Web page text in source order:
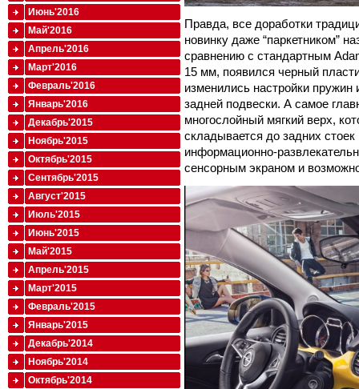
Правда, все доработки
новинку даже “паркетником”
сравнению с стандартным
15 мм, появился черный
изменились настройки пружин
задней подвески. А самое
многослойный мягкий верх,
складывается до задних
информационно-
сенсорным экраном и
Июнь'2016
Май'2016
Апрель'2016
Март'2016
Февраль'2016
Январь'2016
Декабрь'2015
Ноябрь'2015
Октябрь'2015
Сентябрь'2015
Август'2015
Июль'2015
Июнь'2015
Май'2015
Апрель'2015
Март'2015
Февраль'2015
Январь'2015
Декабрь'2014
Ноябрь'2014
Октябрь'2014